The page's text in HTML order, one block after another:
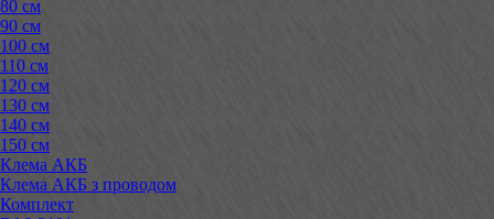
80 см
90 см
100 см
110 см
120 см
130 см
140 см
150 см
Клема АКБ
Клема АКБ з проводом
Комплект